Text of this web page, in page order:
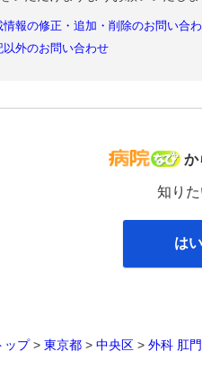
情報の修正・追加・削除のお問い合
以外のお問い合わせ
病
か
知り
はい
ップ> 東京都 > 中央区 > 外科 肛